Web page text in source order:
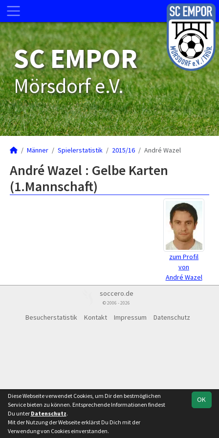
SC EMPOR
Mörsdorf e.V.
Männer Spielerstatistik 2015/16 André Wazel
André Wazel : Gelbe Karten
(1.Mannschaft)
zum Profil
von
André Wazel
soccero.de
© 2006 - 2026
Besucherstatistik Kontakt Impressum Datenschutz
OK
Diese Webseite verwendet Cookies, um Dir den bestmöglichen
Service bieten zu können. Entsprechende Informationen findest
Du unter Datenschutz.
Mit der Nutzung der Webseite erklärst Du Dich mit der
Verwendung von Cookies einverstanden.